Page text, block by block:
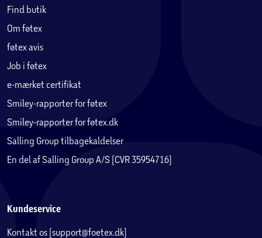
Find butik
Om føtex
føtex avis
Job i føtex
e-mærket certifikat
Smiley-rapporter for føtex
Smiley-rapporter for føtex.dk
Salling Group tilbagekaldelser
En del af Salling Group A/S (CVR 35954716)
Kundeservice
Kontakt os (support@foetex.dk)